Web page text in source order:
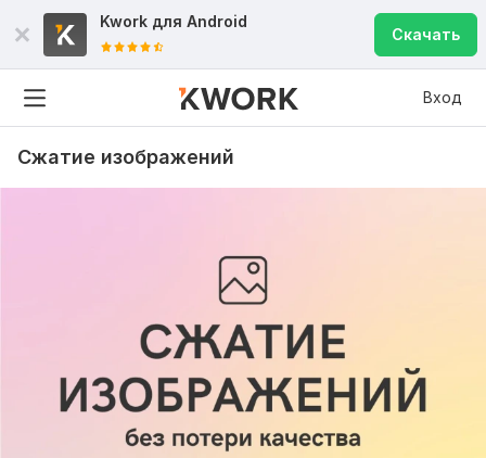
Kwork для Android
Скачать
Вход
Сжатие изображений